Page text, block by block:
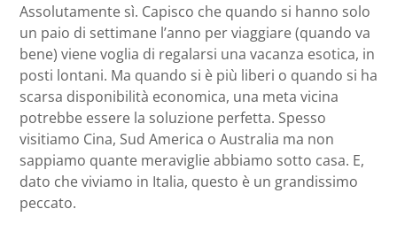
Assolutamente sì. Capisco che quando si hanno solo
un paio di settimane l’anno per viaggiare (quando va
bene) viene voglia di regalarsi una vacanza esotica, in
posti lontani. Ma quando si è più liberi o quando si ha
scarsa disponibilità economica, una meta vicina
potrebbe essere la soluzione perfetta. Spesso
visitiamo Cina, Sud America o Australia ma non
sappiamo quante meraviglie abbiamo sotto casa. E,
dato che viviamo in Italia, questo è un grandissimo
peccato.